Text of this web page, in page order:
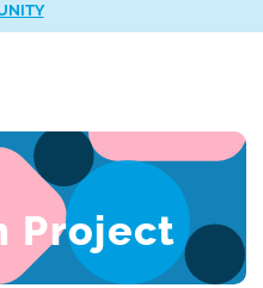
Project